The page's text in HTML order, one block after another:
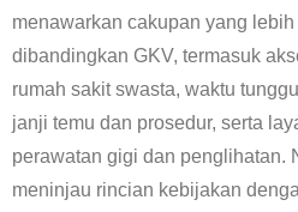
menawarkan cakupan yang
dibandingkan GKV, termasuk
rumah sakit swasta, waktu
janji temu dan prosedur, serta
perawatan gigi dan penglihatan.
meninjau rincian kebijakan